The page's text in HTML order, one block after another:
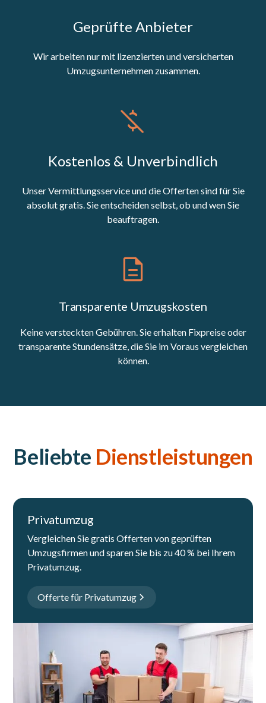
Geprüfte Anbieter
Wir arbeiten nur mit lizenzierten und versicherten
Umzugsunternehmen zusammen.
Kostenlos & Unverbindlich
Unser Vermittlungsservice und die Offerten sind für Sie
absolut gratis. Sie entscheiden selbst, ob und wen Sie
beauftragen.
Transparente Umzugskosten
Keine versteckten Gebühren. Sie erhalten Fixpreise oder
transparente Stundensätze, die Sie im Voraus vergleichen
können.
Beliebte Dienstleistungen
Privatumzug
Vergleichen Sie gratis Offerten von geprüften
Umzugsfirmen und sparen Sie bis zu 40 % bei Ihrem
Privatumzug.
Offerte für Privatumzug